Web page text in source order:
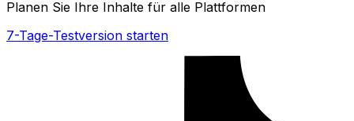
Planen Sie Ihre Inhalte für alle Plattformen
7-Tage-Testversion starten